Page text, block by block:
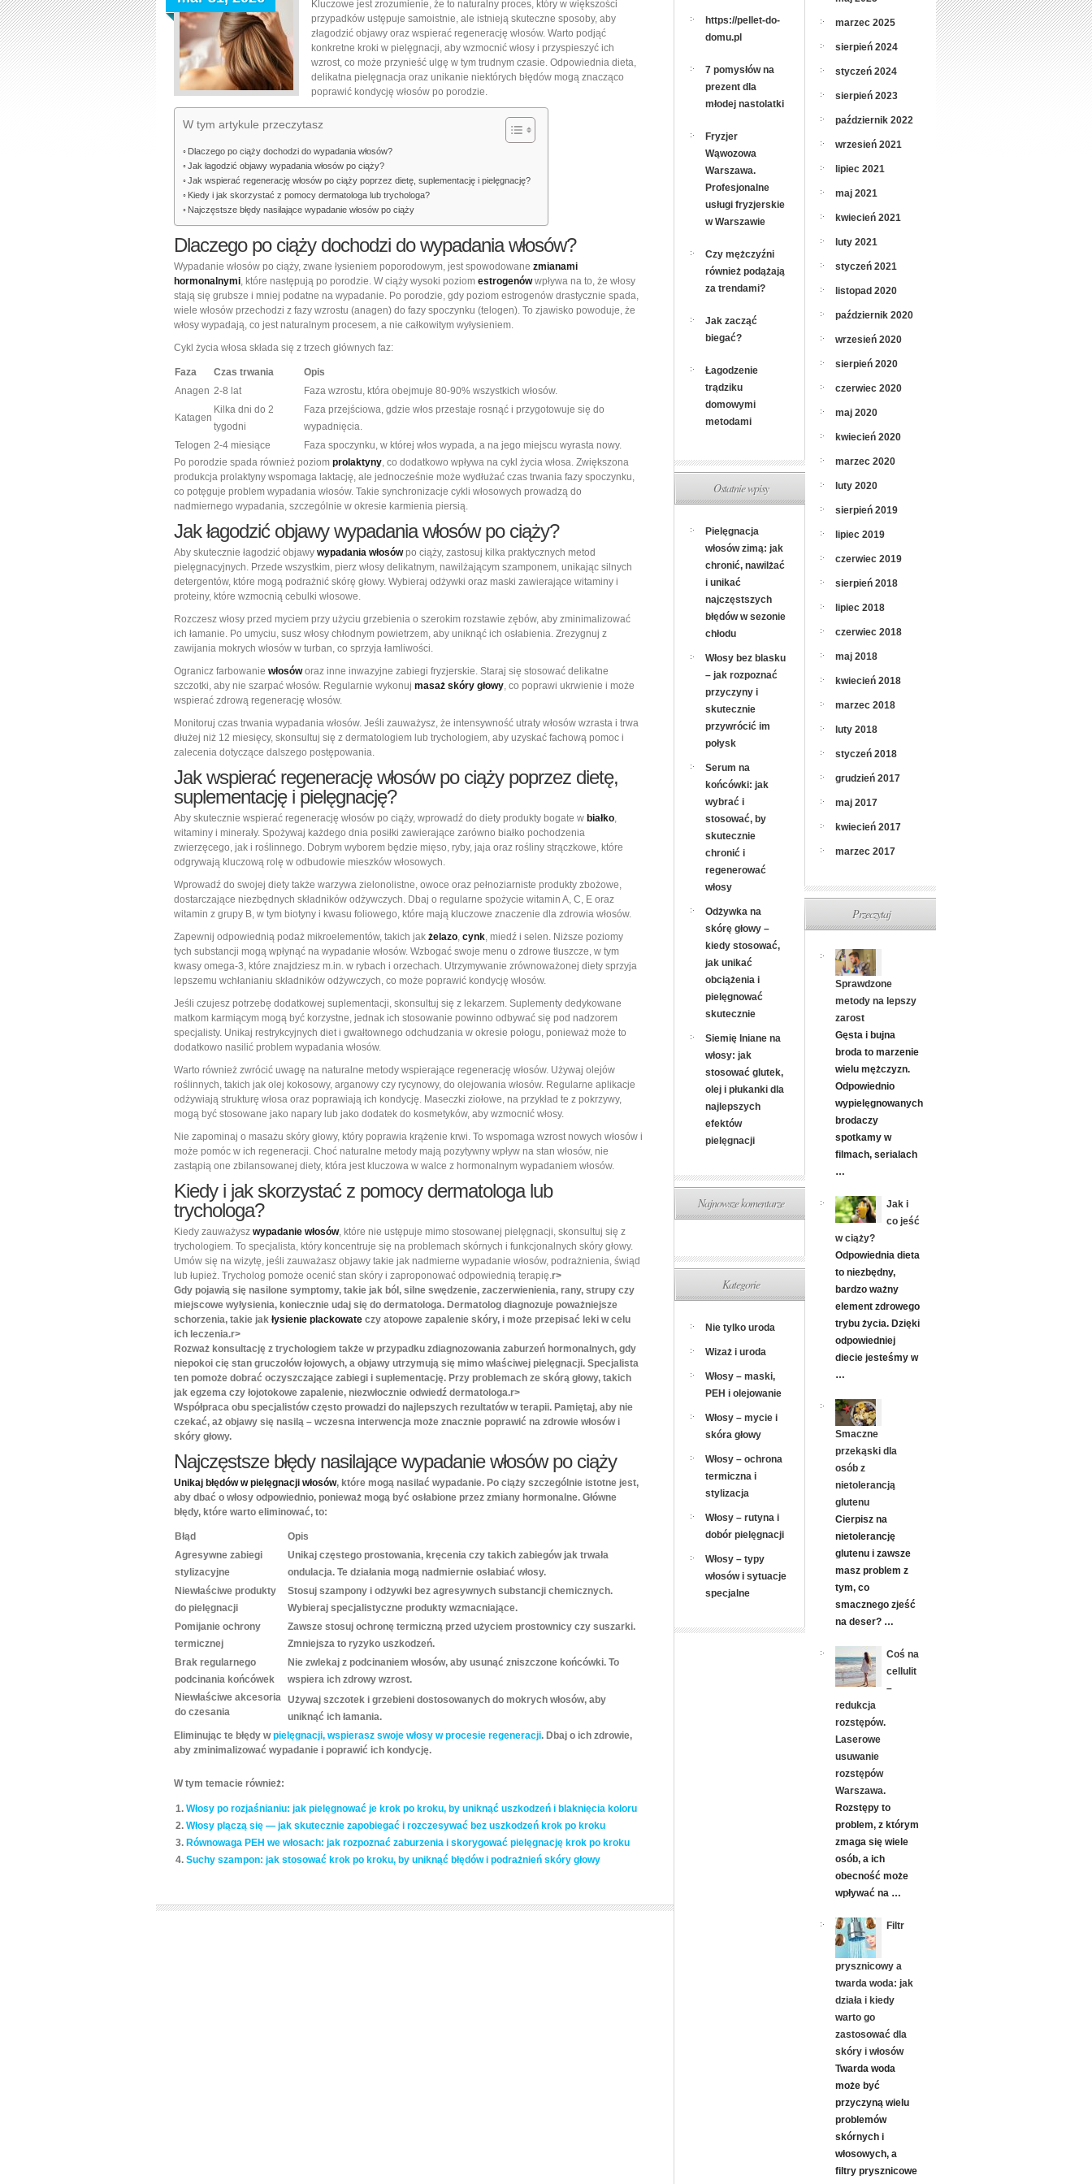
jak
złagodzić
objawy
i
Kluczowe jest zrozumienie, że to naturalny proces, który w większości
przypadków ustępuje samoistnie, ale istnieją skuteczne sposoby, aby
złagodzić objawy oraz wspierać regenerację włosów. Warto podjąć
konkretne kroki w pielęgnacji, aby wzmocnić włosy i przyspieszyć ich
wzrost, co może przynieść ulgę w tym trudnym czasie. Odpowiednia dieta,
delikatna pielęgnacja oraz unikanie niektórych błędów mogą znacząco
poprawić kondycję włosów po porodzie.
W tym artykule przeczytasz
Dlaczego po ciąży dochodzi do wypadania włosów?
Jak łagodzić objawy wypadania włosów po ciąży?
Jak wspierać regenerację włosów po ciąży poprzez dietę, suplementację i pielęgnację?
Kiedy i jak skorzystać z pomocy dermatologa lub trychologa?
Najczęstsze błędy nasilające wypadanie włosów po ciąży
Dlaczego po ciąży dochodzi do wypadania włosów?
Wypadanie włosów po ciąży, zwane łysieniem poporodowym, jest spowodowane zmianami
hormonalnymi, które następują po porodzie. W ciąży wysoki poziom estrogenówwpływa na to, że włosy
stają się grubsze i mniej podatne na wypadanie. Po porodzie, gdy poziom estrogenów drastycznie spada,
wiele włosów przechodzi z fazy wzrostu (anagen) do fazy spoczynku (telogen). To zjawisko powoduje, że
włosy wypadają, co jest naturalnym procesem, a nie całkowitym wyłysieniem.
Cykl życia włosa składa się z trzech głównych faz:
Faza Czas trwania
Opis
Anagen 2-8 lat Faza wzrostu, która obejmuje 80-90% wszystkich włosów.
Katagen
Kilka dni do 2
tygodni
Faza przejściowa, gdzie włos przestaje rosnąć i przygotowuje się do
wypadnięcia.
Telogen 2-4 miesiące
Faza spoczynku, w której włos wypada, a na jego miejscu wyrasta nowy.
Po porodzie spada również poziom prolaktyny, co dodatkowo wpływa na cykl życia włosa. Zwiększona
produkcja prolaktyny wspomaga laktację, ale jednocześnie może wydłużać czas trwania fazy spoczynku,
co potęguje problem wypadania włosów. Takie synchronizacje cykli włosowych prowadzą do
nadmiernego wypadania, szczególnie w okresie karmienia piersią.
Jak łagodzić objawy wypadania włosów po ciąży?
Aby skutecznie łagodzić objawy wypadania włosówpo ciąży, zastosuj kilka praktycznych metod
pielęgnacyjnych. Przede wszystkim, pierz włosy delikatnym, nawilżającym szamponem, unikając silnych
detergentów, które mogą podrażnić skórę głowy. Wybieraj odżywki oraz maski zawierające witaminy i
proteiny, które wzmocnią cebulki włosowe.
Rozczesz włosy przed myciem przy użyciu grzebienia o szerokim rozstawie zębów, aby zminimalizować
ich łamanie. Po umyciu, susz włosy chłodnym powietrzem, aby uniknąć ich osłabienia. Zrezygnuj z
zawijania mokrych włosów w turban, co sprzyja łamliwości.
Ogranicz farbowanie włosóworaz inne inwazyjne zabiegi fryzjerskie. Staraj się stosować delikatne
szczotki, aby nie szarpać włosów. Regularnie wykonuj masaż skóry głowy, co poprawi ukrwienie i może
wspierać zdrową regenerację włosów.
Monitoruj czas trwania wypadania włosów. Jeśli zauważysz, że intensywność utraty włosów wzrasta i trwa
dłużej niż 12 miesięcy, skonsultuj się z dermatologiem lub trychologiem, aby uzyskać fachową pomoc i
zalecenia dotyczące dalszego postępowania.
Jak wspierać regenerację włosów po ciąży poprzez dietę,
suplementację i pielęgnację?
Aby skutecznie wspierać regenerację włosów po ciąży, wprowadź do diety produkty bogate w białko,
witaminy i minerały. Spożywaj każdego dnia posiłki zawierające zarówno białko pochodzenia
zwierzęcego, jak i roślinnego. Dobrym wyborem będzie mięso, ryby, jaja oraz rośliny strączkowe, które
odgrywają kluczową rolę w odbudowie mieszków włosowych.
Wprowadź do swojej diety także warzywa zielonolistne, owoce oraz pełnoziarniste produkty zbożowe,
dostarczające niezbędnych składników odżywczych. Dbaj o regularne spożycie witamin A, C, E oraz
witamin z grupy B, w tym biotyny i kwasu foliowego, które mają kluczowe znaczenie dla zdrowia włosów.
Zapewnij odpowiednią podaż mikroelementów, takich jak żelazo, cynk, miedź i selen. Niższe poziomy
tych substancji mogą wpłynąć na wypadanie włosów. Wzbogać swoje menu o zdrowe tłuszcze, w tym
kwasy omega-3, które znajdziesz m.in. w rybach i orzechach. Utrzymywanie zrównoważonej diety sprzyja
lepszemu wchłanianiu składników odżywczych, co może poprawić kondycję włosów.
Jeśli czujesz potrzebę dodatkowej suplementacji, skonsultuj się z lekarzem. Suplementy dedykowane
matkom karmiącym mogą być korzystne, jednak ich stosowanie powinno odbywać się pod nadzorem
specjalisty. Unikaj restrykcyjnych diet i gwałtownego odchudzania w okresie połogu, ponieważ może to
dodatkowo nasilić problem wypadania włosów.
Warto również zwrócić uwagę na naturalne metody wspierające regenerację włosów. Używaj olejów
roślinnych, takich jak olej kokosowy, arganowy czy rycynowy, do olejowania włosów. Regularne aplikacje
odżywiają strukturę włosa oraz poprawiają ich kondycję. Maseczki ziołowe, na przykład te z pokrzywy,
mogą być stosowane jako napary lub jako dodatek do kosmetyków, aby wzmocnić włosy.
Nie zapominaj o masażu skóry głowy, który poprawia krążenie krwi. To wspomaga wzrost nowych włosów i
może pomóc w ich regeneracji. Choć naturalne metody mają pozytywny wpływ na stan włosów, nie
zastąpią one zbilansowanej diety, która jest kluczowa w walce z hormonalnym wypadaniem włosów.
Kiedy i jak skorzystać z pomocy dermatologa lub
trychologa?
Kiedy zauważysz wypadanie włosów, które nie ustępuje mimo stosowanej pielęgnacji, skonsultuj się z
trychologiem. To specjalista, który koncentruje się na problemach skórnych i funkcjonalnych skóry głowy.
Umów się na wizytę, jeśli zauważasz objawy takie jak nadmierne wypadanie włosów, podrażnienia, świąd
lub łupież. Trycholog pomoże ocenić stan skóry i zaproponować odpowiednią terapię.r>
Gdy pojawią się nasilone symptomy, takie jak ból, silne swędzenie, zaczerwienienia, rany, strupy czy
miejscowe wyłysienia, koniecznie udaj się do dermatologa. Dermatolog diagnozuje poważniejsze
schorzenia, takie jak łysienie plackowate czy atopowe zapalenie skóry, i może przepisać leki w celu
ich leczenia.r>
Rozważ konsultację z trychologiem także w przypadku zdiagnozowania zaburzeń hormonalnych, gdy
niepokoi cię stan gruczołów łojowych, a objawy utrzymują się mimo właściwej pielęgnacji. Specjalista
ten pomoże dobrać oczyszczające zabiegi i suplementację. Przy problemach ze skórą głowy, takich
jak egzema czy łojotokowe zapalenie, niezwłocznie odwiedź dermatologa.r>
Współpraca obu specjalistów często prowadzi do najlepszych rezultatów w terapii. Pamiętaj, aby nie
czekać, aż objawy się nasilą – wczesna interwencja może znacznie poprawić na zdrowie włosów i
skóry głowy.
Najczęstsze błędy nasilające wypadanie włosów po ciąży
Unikaj błędów w pielęgnacji włosów, które mogą nasilać wypadanie. Po ciąży szczególnie istotne jest,
aby dbać o włosy odpowiednio, ponieważ mogą być osłabione przez zmiany hormonalne. Główne
błędy, które warto eliminować, to:
Błąd
Opis
Agresywne zabiegi
stylizacyjne
Unikaj częstego prostowania, kręcenia czy takich zabiegów jak trwała
ondulacja. Te działania mogą nadmiernie osłabiać włosy.
Niewłaściwe produkty
do pielęgnacji
Stosuj szampony i odżywki bez agresywnych substancji chemicznych.
Wybieraj specjalistyczne produkty wzmacniające.
Pomijanie ochrony
termicznej
Zawsze stosuj ochronę termiczną przed użyciem prostownicy czy suszarki.
Zmniejsza to ryzyko uszkodzeń.
Brak regularnego
podcinania końcówek
Nie zwlekaj z podcinaniem włosów, aby usunąć zniszczone końcówki. To
wspiera ich zdrowy wzrost.
Niewłaściwe akcesoria
do czesania
Używaj szczotek i grzebieni dostosowanych do mokrych włosów, aby
uniknąć ich łamania.
Eliminując te błędy wpielęgnacji, wspierasz swoje włosy w procesie regeneracji. Dbaj o ich zdrowie,
aby zminimalizować wypadanie i poprawić ich kondycję.
W tym temacie również:
Włosy po rozjaśnianiu: jak pielęgnować je krok po kroku, by uniknąć uszkodzeń i blaknięcia koloru
Włosy plączą się — jak skutecznie zapobiegać i rozczesywać bez uszkodzeń krok po kroku
Równowaga PEH we włosach: jak rozpoznać zaburzenia i skorygować pielęgnację krok po kroku
Suchy szampon: jak stosować krok po kroku, by uniknąć błędów i podrażnień skóry głowy
https://pellet-do-
domu.pl
7 pomysłów na
prezent dla
młodej nastolatki
Fryzjer
Wąwozowa
Warszawa.
Profesjonalne
usługi fryzjerskie
w Warszawie
Czy mężczyźni
również podążają
za trendami?
Jak zacząć
biegać?
Łagodzenie
trądziku
domowymi
metodami
Ostatnie wpisy
Pielęgnacja
włosów zimą: jak
chronić, nawilżać
i unikać
najczęstszych
błędów w sezonie
chłodu
Włosy bez blasku
– jak rozpoznać
przyczyny i
skutecznie
przywrócić im
połysk
Serum na
końcówki: jak
wybrać i
stosować, by
skutecznie
chronić i
regenerować
włosy
Odżywka na
skórę głowy –
kiedy stosować,
jak unikać
obciążenia i
pielęgnować
skutecznie
Siemię lniane na
włosy: jak
stosować glutek,
olej i płukanki dla
najlepszych
efektów
pielęgnacji
Najnowsze komentarze
Kategorie
Nie tylko uroda
Wizaż i uroda
Włosy – maski,
PEH i olejowanie
Włosy – mycie i
skóra głowy
Włosy – ochrona
termiczna i
stylizacja
Włosy – rutyna i
dobór pielęgnacji
Włosy – typy
włosów i sytuacje
specjalne
marzec 2025
sierpień 2024
styczeń 2024
sierpień 2023
październik 2022
wrzesień 2021
lipiec 2021
maj 2021
kwiecień 2021
luty 2021
styczeń 2021
listopad 2020
październik 2020
wrzesień 2020
sierpień 2020
czerwiec 2020
maj 2020
kwiecień 2020
marzec 2020
luty 2020
sierpień 2019
lipiec 2019
czerwiec 2019
sierpień 2018
lipiec 2018
czerwiec 2018
maj 2018
kwiecień 2018
marzec 2018
luty 2018
styczeń 2018
grudzień 2017
maj 2017
kwiecień 2017
marzec 2017
Przeczytaj
Sprawdzone
metody na lepszy
zarost
Gęsta i bujna
broda to marzenie
wielu mężczyzn.
Odpowiednio
wypielęgnowanych
brodaczy
spotkamy w
filmach, serialach
…
Jak i
co jeść
w ciąży?
Odpowiednia dieta
to niezbędny,
bardzo ważny
element zdrowego
trybu życia. Dzięki
odpowiedniej
diecie jesteśmy w
…
Smaczne
przekąski dla
osób z
nietolerancją
glutenu
Cierpisz na
nietolerancję
glutenu i zawsze
masz problem z
tym, co
smacznego zjeść
na deser? …
Coś na
cellulit
–
redukcja
rozstępów.
Laserowe
usuwanie
rozstępów
Warszawa.
Rozstępy to
problem, z którym
zmaga się wiele
osób, a ich
obecność może
wpływać na …
Filtr
prysznicowy a
twarda woda: jak
działa i kiedy
warto go
zastosować dla
skóry i włosów
Twarda woda
może być
przyczyną wielu
problemów
skórnych i
włosowych, a
filtry prysznicowe